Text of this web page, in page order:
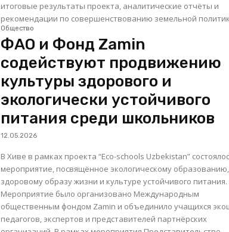
итоговые результаты проекта, аналитические отчёты и
рекомендации по совершенствованию земельной
Общество
ФАО и Фонд Zamin
содействуют продвижению
культуры здорового и
экологически устойчивого
питания среди школьников
12.05.2026
В Хиве в рамках проекта “Eco-schools Uzbekistan”
мероприятие, посвящённое экологическому образованию,
здоровому образу жизни и культуре устойчивого питания.
Мероприятие было организовано Международным
общественным фондом Zamin и объединило учащихся
педагогов, экспертов и представителей партнёрских